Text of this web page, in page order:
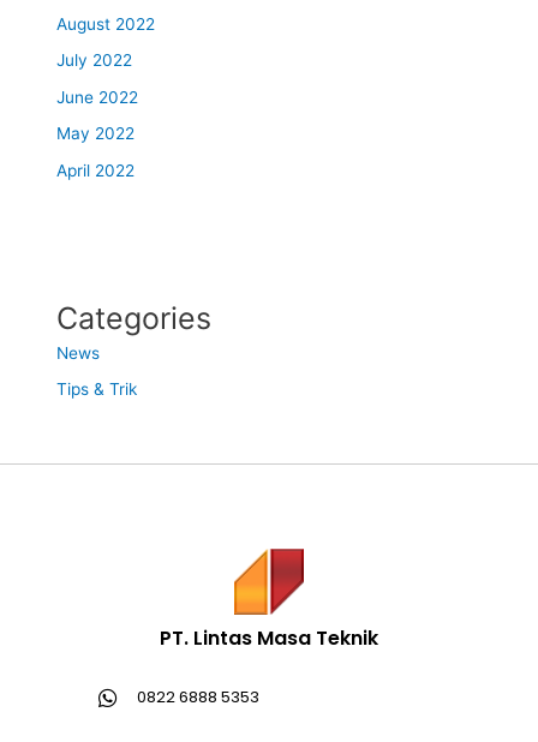
August 2022
July 2022
June 2022
May 2022
April 2022
Categories
News
Tips & Trik
PT. Lintas Masa Teknik
0822 6888 5353